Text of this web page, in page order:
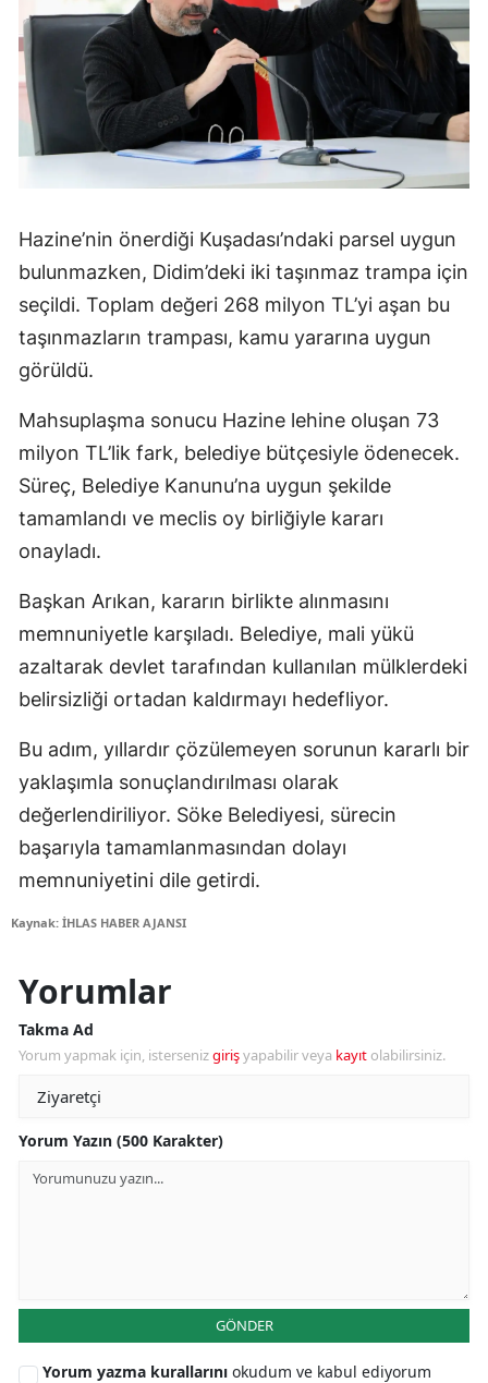
Hazine’nin önerdiği Kuşadası’ndaki parsel uygun
bulunmazken, Didim’deki iki taşınmaz trampa için
seçildi. Toplam değeri 268 milyon TL’yi aşan bu
taşınmazların trampası, kamu yararına uygun
görüldü.
Mahsuplaşma sonucu Hazine lehine oluşan 73
milyon TL’lik fark, belediye bütçesiyle ödenecek.
Süreç, Belediye Kanunu’na uygun şekilde
tamamlandı ve meclis oy birliğiyle kararı
onayladı.
Başkan Arıkan, kararın birlikte alınmasını
memnuniyetle karşıladı. Belediye, mali yükü
azaltarak devlet tarafından kullanılan mülklerdeki
belirsizliği ortadan kaldırmayı hedefliyor.
Bu adım, yıllardır çözülemeyen sorunun kararlı bir
yaklaşımla sonuçlandırılması olarak
değerlendiriliyor. Söke Belediyesi, sürecin
başarıyla tamamlanmasından dolayı
memnuniyetini dile getirdi.
Kaynak: İHLAS HABER AJANSI
Yorumlar
Takma Ad
Yorum yapmak için, istersenizgirişyapabilir veya kayıt olabilirsiniz.
Yorum Yazın (500 Karakter)
GÖNDER
Yorum yazma kurallarını okudum ve kabul ediyorum